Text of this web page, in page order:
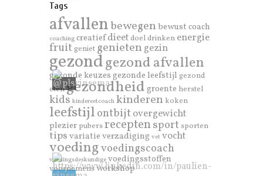
Tags
afvallenbewegenbewustcoach
coaching creatiefdieet doel drinken energie
fruit geniet genieten gezin
gezondgezond afvallen
gezonde keuzesgezonde leefstijl gezond
etengezondheidgroente herstel
kids kindereetcoach kinderen koken
leefstijlontbijt overgewicht
plezier pubersreceptensport sporten
tipsvariatieverzadiging vet vocht
voedingvoedingscoach
voedingsdeskundige voedingsstoffen
voornemensworkshop